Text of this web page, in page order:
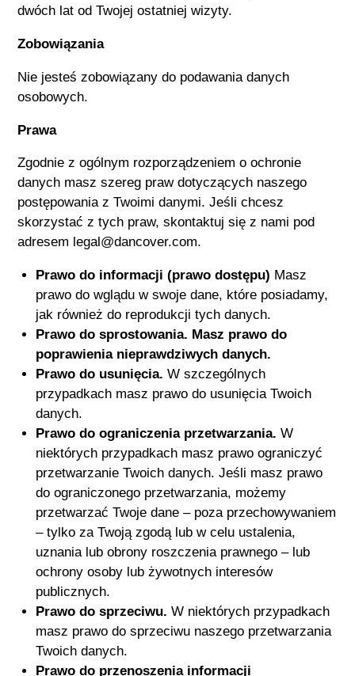
dwóch lat od Twojej ostatniej wizyty.
Zobowiązania
Nie jesteś zobowiązany do podawania danych
osobowych.
Prawa
Zgodnie z ogólnym rozporządzeniem o ochronie
danych masz szereg praw dotyczących naszego
postępowania z Twoimi danymi. Jeśli chcesz
skorzystać z tych praw, skontaktuj się z nami pod
adresem legal@dancover.com.
Prawo do informacji (prawo dostępu) Masz
prawo do wglądu w swoje dane, które posiadamy,
jak również do reprodukcji tych danych.
Prawo do sprostowania. Masz prawo do
poprawienia nieprawdziwych danych.
Prawo do usunięcia. W szczególnych
przypadkach masz prawo do usunięcia Twoich
danych.
Prawo do ograniczenia przetwarzania. W
niektórych przypadkach masz prawo ograniczyć
przetwarzanie Twoich danych. Jeśli masz prawo
do ograniczonego przetwarzania, możemy
przetwarzać Twoje dane – poza przechowywaniem
– tylko za Twoją zgodą lub w celu ustalenia,
uznania lub obrony roszczenia prawnego – lub
ochrony osoby lub żywotnych interesów
publicznych.
Prawo do sprzeciwu. W niektórych przypadkach
masz prawo do sprzeciwu naszego przetwarzania
Twoich danych.
Prawo do przenoszenia informacji